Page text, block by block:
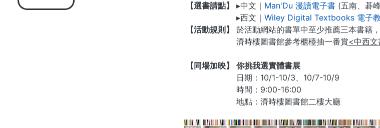
【選書請點】
▸中文｜ Man'Du 漫讀電子書 (五南、碁
▸西文｜ Wiley Digital Textbooks 電子
【活動規則】
於活動網站的書單中至少推薦三本書籍
濟時樓圖書館參考櫃檯抽一番賞<中西文
【同場加映】
你挑我選實體書展
日期：10/1-10/3、10/7-10/9
時間：9:00-16:00
地點：濟時樓圖書館二樓大廳